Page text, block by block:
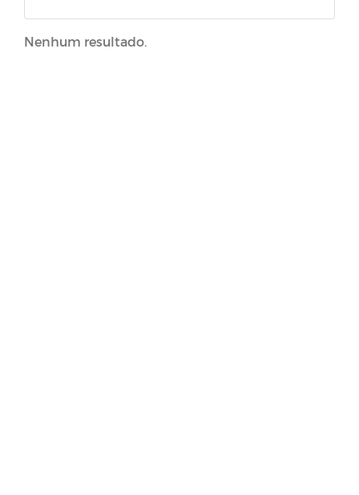
Decretos - Coronavírus (COVID-19)
Nenhum resultado.